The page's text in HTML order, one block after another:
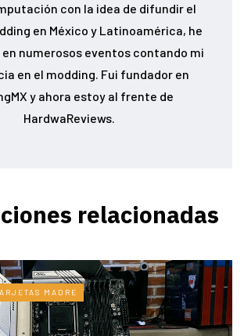
con la idea de difundir el
en México y Latinoamérica, he
numerosos eventos contando mi
en el modding. Fui fundador en
y ahora estoy al frente de
HardwaReviews.
relacionadas
MADRE